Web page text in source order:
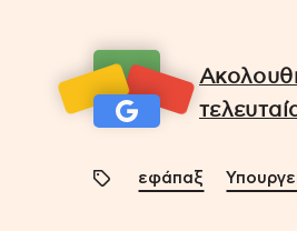
εφάπαξ